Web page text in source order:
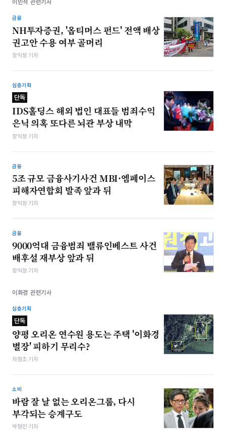
이민석 관련기사
금융
NH투자증권, '옵티머스 펀드' 전액 배상
권고안 수용 여부 골머리
장익창 기자
심층기획
단독
IDS홀딩스 해외 법인 대표들 범죄수익
은닉 의혹 또다른 뇌관 부상 내막
장익창 기자
금융
5조 규모 금융사기사건 MBI·엠페이스
피해자연합회 발족 앞과 뒤
장익창 기자
금융
9000억대 금융범죄 밸류인베스트 사건
배후설 재부상 앞과 뒤
장익창 기자
이화경 관련기사
심층기획
단독
양평 오리온 연수원 용도는 주택 '이화경
별장' 피하기 무리수?
차형조 기자
소비
바람 잘 날 없는 오리온그룹, 다시
부각되는 승계구도
박형민 기자